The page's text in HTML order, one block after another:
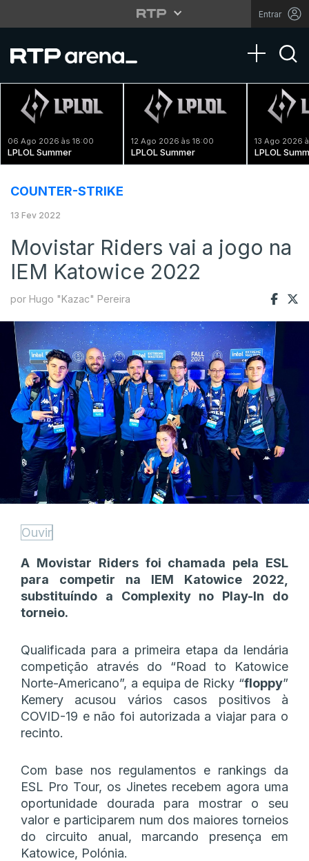
Entrar
Toggle
06 Ago 2026 às 18:00
LPLOL Summer
12 Ago 2026 às 18:00
LPLOL Summer
13 Ago 2026
LPLOL
COUNTER-STRIKE
13 Fev 2022
Movistar Riders vai a jogo na
IEM Katowice 2022
por Hugo "Kazac" Pereira
Ouvir
A Movistar Riders foi chamada pela ESL
para competir na IEM Katowice 2022,
substituíndo a Complexity no Play-In do
torneio.
Qualificada para a primeira etapa da lendária
competição através do “Road to Katowice
Norte-Americano”, a equipa de Ricky “floppy”
Kemery acusou vários casos positivos à
COVID-19 e não foi autorizada a viajar para o
recinto.
Com base nos regulamentos e rankings da
ESL Pro Tour, os Jinetes recebem agora uma
oportunidade dourada para mostrar o seu
valor e participarem num dos maiores torneios
do circuito anual, marcando presença em
Katowice, Polónia.